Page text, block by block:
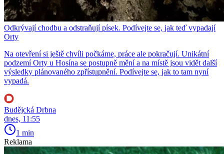
Odkrývají chodbu a odstraňují písek. Podívejte se, jak teď vypadají
Orty
Na otevření si ještě chvíli počkáme, práce ale pokračují. Unikátní
podzemí Orty u Hosína se postupně mění a na místě jsou vidět další
výsledky plánovaného zpřístupnění. Podívejte se, jak to tam nyní
vypadá.
Budějcká Drbna
dnes, 11:55
1 min
Reklama